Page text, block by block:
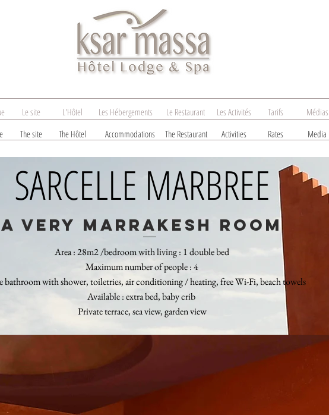
Le site L'Hôtel Les Hébergements Le Restaurant Les Activités Tarifs Médias
The site The Hôtel Accommodations The Restaurant Activities Rates Media
SARCELLE MARBREE
A VERY MARRAKESH ROOM
Area : 28m2 /bedroom with living : 1 double bed
Maximum number of people : 4
bathroom with shower, toiletries, air conditioning / heating, free Wi-Fi, beach towels
Available : extra bed, baby crib
Private terrace, sea view, garden view